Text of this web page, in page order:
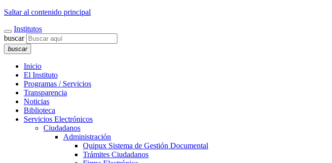
Saltar al contenido principal
Institutos
buscar
buscar
Inicio
El Instituto
Programas / Servicios
Transparencia
Noticias
Biblioteca
Servicios Electrónicos
Ciudadanos
Administración
Quipux Sistema de Gestión Documental
Trámites Ciudadanos